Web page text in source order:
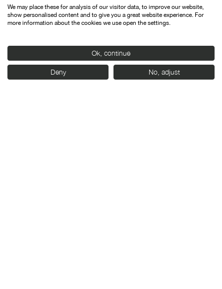
We may place these for analysis of our visitor data, to improve our website,
show personalised content and to give you a great website experience. For
more information about the cookies we use open the settings.
Ok, continue
Deny No, adjust